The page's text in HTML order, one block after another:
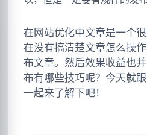
在网站优化中文章是一个
在没有搞清楚文章怎么操
布文章。然后效果收益也
布有哪些技巧呢？今天就
一起来了解下吧！